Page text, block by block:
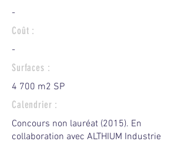
-
Coût :
-
Surfaces :
4 700 m2 SP
Calendrier :
Concours non lauréat (2015). ​​En
collaboration avec ALTHIUM Industrie